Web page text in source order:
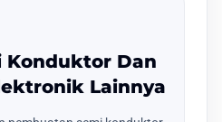
Konduktor Dan
Lainnya